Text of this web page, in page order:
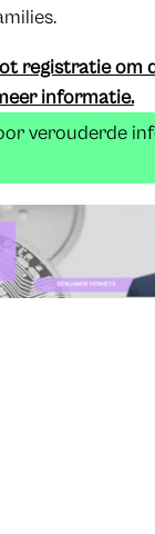
registratie om
informatie.
verouderde